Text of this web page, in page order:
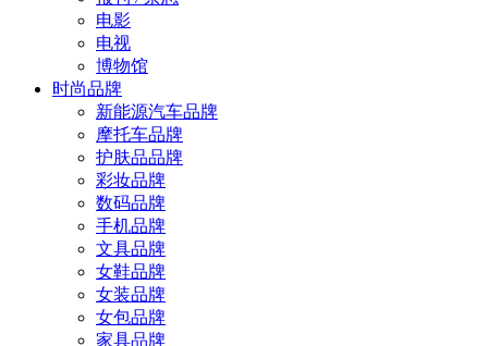
电影
电视
博物馆
时尚品牌
新能源汽车品牌
摩托车品牌
护肤品品牌
彩妆品牌
数码品牌
手机品牌
文具品牌
女鞋品牌
女装品牌
女包品牌
家具品牌